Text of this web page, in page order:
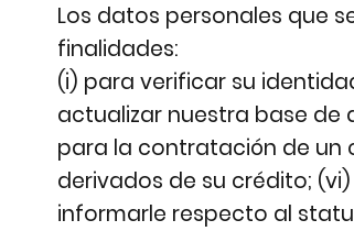
Los datos personales que
finalidades:
(i) para verificar su
actualizar nuestra base
para la contratación de un
derivados de su crédito;
informarle respecto al